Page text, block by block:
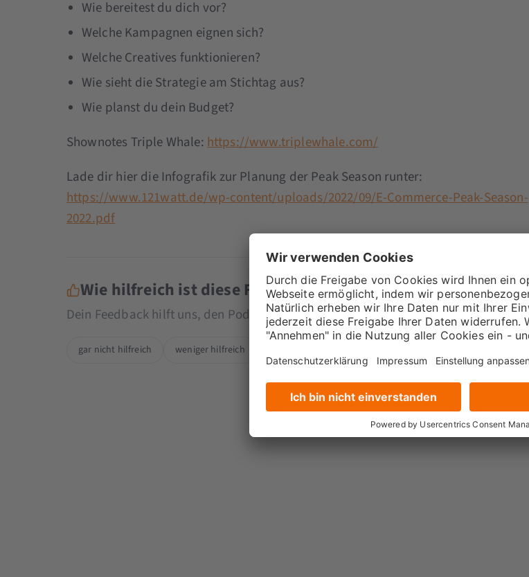
Wie bereitest du dich vor?
Welche Kampagnen eignen sich?
Welche Creatives funktionieren?
Wie sieht die Strategie am Stichtag aus?
Wie planst du dein Budget?
Shownotes Triple Whale:https://www.triplewhale.com/
Lade dir hier die Infografik zur Planung der Peak Season runter:
https://www.121watt.de/wp-content/uploads/2022/09/E-Commerce-Peak-Season-
2022.pdf
Wie hilfreich ist diese Folge für dich?
Dein Feedback hilft uns, den Podcast noch besser zu machen.
gar nicht hilfreich weniger hilfreich